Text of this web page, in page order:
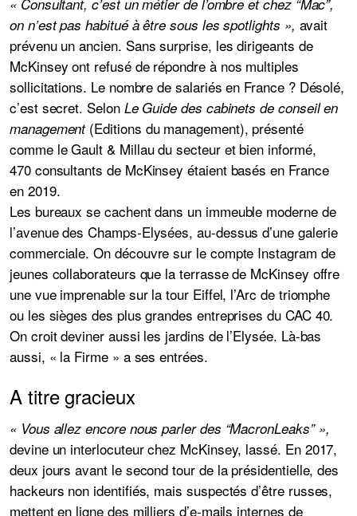
« Consultant, c’est un métier de l’ombre et chez “Mac”,
on n’est pas habitué à être sous les spotlights », avait
prévenu un ancien. Sans surprise, les dirigeants de
McKinsey ont refusé de répondre à nos multiples
sollicitations. Le nombre de salariés en France ? Désolé,
c’est secret. Selon Le Guide des cabinets de conseil en
management(Editions du management), présenté
comme le Gault & Millau du secteur et bien informé,
470 consultants de McKinsey étaient basés en France
en 2019.
Les bureaux se cachent dans un immeuble moderne de
l’avenue des Champs-Elysées, au-dessus d’une galerie
commerciale. On découvre sur le compte Instagram de
jeunes collaborateurs que la terrasse de McKinsey offre
une vue imprenable sur la tour Eiffel, l’Arc de triomphe
ou les sièges des plus grandes entreprises du CAC 40.
On croit deviner aussi les jardins de l’Elysée. Là-bas
aussi, « la Firme » a ses entrées.
A titre gracieux
« Vous allez encore nous parler des “MacronLeaks” »,
devine un interlocuteur chez McKinsey, lassé. En 2017,
deux jours avant le second tour de la présidentielle,des
hackeurs non identifiés, mais suspectés d’être russes,
mettent en ligne des milliers d’e-mails internes de